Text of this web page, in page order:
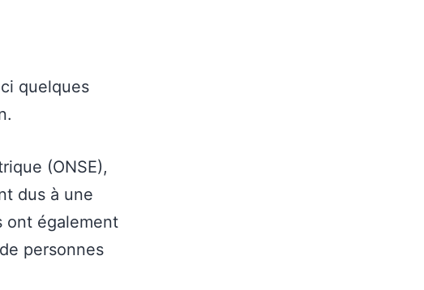
quelques
(ONSE),
dus à une
ont également
personnes